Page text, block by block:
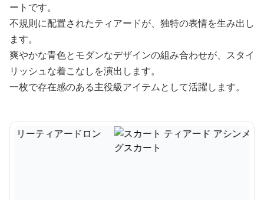
ートです。
不規則に配置されたティアードが、独特の表情を生み出し
ます。
爽やかな青色とモダンなデザインの組み合わせが、スタイ
リッシュな着こなしを演出します。
一枚で存在感のある主役級アイテムとして活躍します。